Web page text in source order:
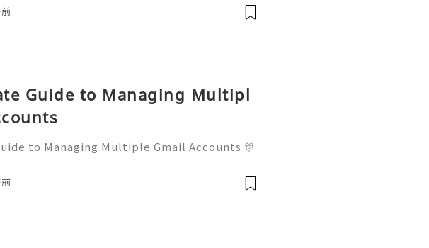
questions? Feel free to contact us anytime for
support team is available 2
Guide to Managing Multipl
to Managing Multiple Gmail Accounts 🎊
Feel free to contact us anytime for assistanc
team is available 24/7 for q